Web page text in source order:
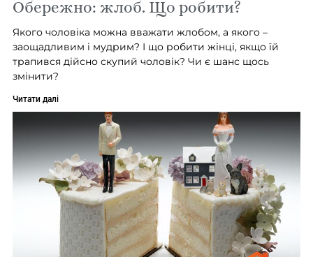
Обережно: жлоб. Що робити?
Якого чоловіка можна вважати жлобом, а якого –
заощадливим і мудрим? І що робити жінці, якщо їй
трапився дійсно скупий чоловік? Чи є шанс щось
змінити?
Читати далі